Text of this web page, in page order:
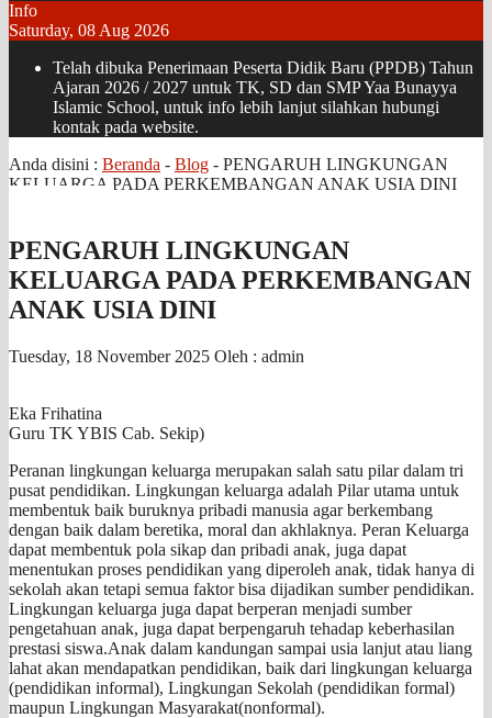
Info
Saturday, 08 Aug 2026
Telah dibuka Penerimaan Peserta Didik Baru (PPDB) Tahun
Ajaran 2026 / 2027 untuk TK, SD dan SMP Yaa Bunayya
Islamic School, untuk info lebih lanjut silahkan hubungi
kontak pada website.
Anda disini : Beranda - Blog - PENGARUH LINGKUNGAN
KELUARGA PADA PERKEMBANGAN ANAK USIA DINI
PENGARUH LINGKUNGAN
KELUARGA PADA PERKEMBANGAN
ANAK USIA DINI
Tuesday, 18 November 2025 Oleh : admin
Eka Frihatina
Guru TK YBIS Cab. Sekip)
Peranan lingkungan keluarga merupakan salah satu pilar dalam tri
pusat pendidikan. Lingkungan keluarga adalah Pilar utama untuk
membentuk baik buruknya pribadi manusia agar berkembang
dengan baik dalam beretika, moral dan akhlaknya. Peran Keluarga
dapat membentuk pola sikap dan pribadi anak, juga dapat
menentukan proses pendidikan yang diperoleh anak, tidak hanya di
sekolah akan tetapi semua faktor bisa dijadikan sumber pendidikan.
Lingkungan keluarga juga dapat berperan menjadi sumber
pengetahuan anak, juga dapat berpengaruh tehadap keberhasilan
prestasi siswa.Anak dalam kandungan sampai usia lanjut atau liang
lahat akan mendapatkan pendidikan, baik dari lingkungan keluarga
(pendidikan informal), Lingkungan Sekolah (pendidikan formal)
maupun Lingkungan Masyarakat(nonformal).